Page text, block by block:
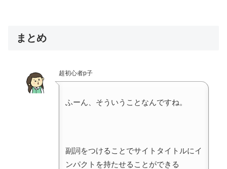
まとめ
超初心者p子
ふーん、そういうことなんですね。
副詞をつけることでサイトタイトルにイ
ンパクトを持たせることができる